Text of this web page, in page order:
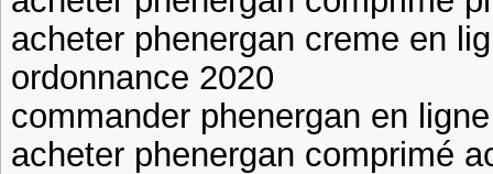
acheter phenergan creme en
ordonnance 2020
commander phenergan en
acheter phenergan comprimé